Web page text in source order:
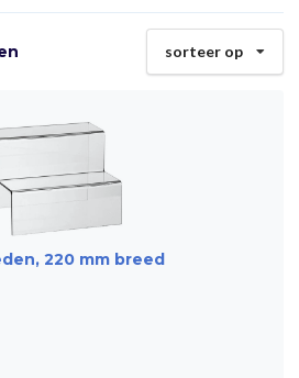
Al 23 jaar online!
Klantwaardering 8.9
sorteer op
220 mm breed